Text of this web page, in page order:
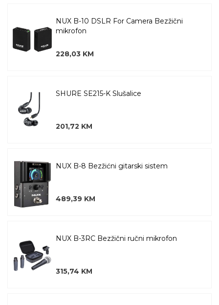
NUX B-10 DSLR For Camera Bezžični
mikrofon
228,03 KM
SHURE SE215-K Slušalice
201,72 KM
NUX B-8 Bezžićni gitarski sistem
489,39 KM
NUX B-3RC Bezžični ručni mikrofon
315,74 KM